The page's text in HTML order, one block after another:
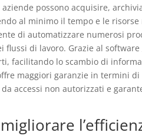
possono acquisire,
al minimo il tempo e le risorse
di automatizzare numerosi
di lavoro. Grazie al
facilitando lo scambio di
maggiori garanzie in termini di
accessi non autorizzati e